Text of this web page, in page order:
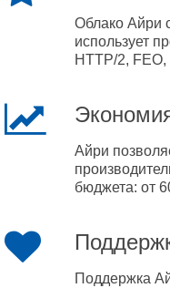
Облако Айри
использует
HTTP/2, FEO,
Айри
бюджета: от
Поддержка